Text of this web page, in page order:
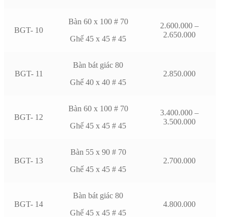
BGT- 10
Bàn 60 x 100 # 70
Ghế 45 x 45 # 45
2.600.000 –
2.650.000
BGT- 11
Bàn bát giác 80
Ghế 40 x 40 # 45
2.850.000
BGT- 12
Bàn 60 x 100 # 70
Ghế 45 x 45 # 45
3.400.000 –
3.500.000
BGT- 13
Bàn 55 x 90 # 70
Ghế 45 x 45 # 45
2.700.000
BGT- 14
Bàn bát giác 80
Ghế 45 x 45 # 45
4.800.000